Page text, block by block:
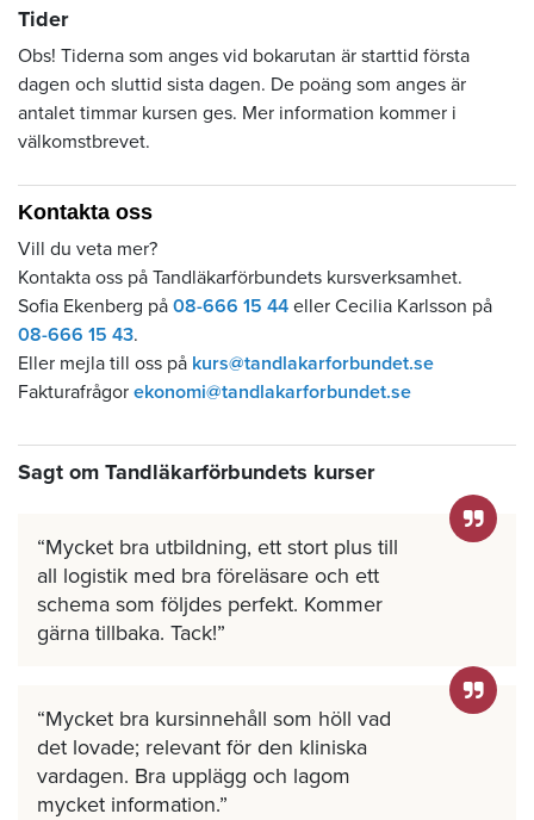
Tider
Obs! Tiderna som anges vid bokarutan är starttid första
dagen och sluttid sista dagen. De poäng som anges är
antalet timmar kursen ges. Mer information kommer i
välkomstbrevet.
Kontakta oss
Vill du veta mer?
Kontakta oss på Tandläkarförbundets kursverksamhet.
Sofia Ekenberg på 08-666 15 44 eller Cecilia Karlsson på
08-666 15 43.
Eller mejla till oss på kurs@tandlakarforbundet.se
Fakturafrågor ekonomi@tandlakarforbundet.se
Sagt om Tandläkarförbundets kurser
Mycket bra utbildning, ett stort plus till
all logistik med bra föreläsare och ett
schema som följdes perfekt. Kommer
gärna tillbaka. Tack!
Mycket bra kursinnehåll som höll vad
det lovade; relevant för den kliniska
vardagen. Bra upplägg och lagom
mycket information.